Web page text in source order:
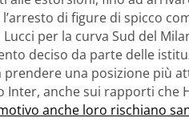
di figure di spicco
Lucci per la curva Sud del
deciso da parte delle
una posizione più
Inter, anche sui rapporti che
anche loro rischiano